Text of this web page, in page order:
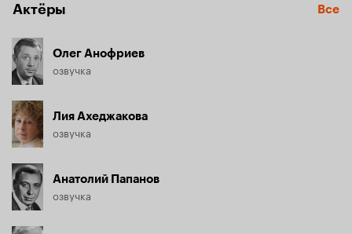
Актёры Все
Олег Анофриев
озвучка
Лия Ахеджакова
озвучка
Анатолий Папанов
озвучка